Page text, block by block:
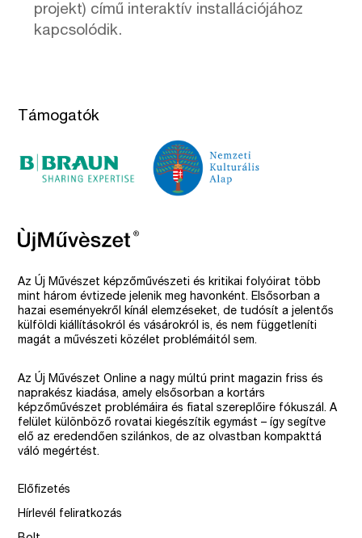
projekt) című interaktív installációjához
kapcsolódik.
Támogatók
Az Új Művészet képzőművészeti és kritikai folyóirat több
mint három évtizede jelenik meg havonként. Elsősorban a
hazai eseményekről kínál elemzéseket, de tudósít a jelentős
külföldi kiállításokról és vásárokról is, és nem függetleníti
magát a művészeti közélet problémáitól sem.
Az Új Művészet Online a nagy múltú print magazin friss és
naprakész kiadása, amely elsősorban a kortárs
képzőművészet problémáira és fiatal szereplőire fókuszál. A
felület különböző rovatai kiegészítik egymást – így segítve
elő az eredendően szilánkos, de az olvastban kompakttá
váló megértést.
Előfizetés
Hírlevél feliratkozás